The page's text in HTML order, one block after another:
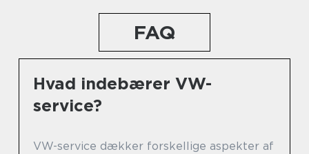
FAQ
Hvad indebærer VW-
service?
VW-service dækker forskellige aspekter af